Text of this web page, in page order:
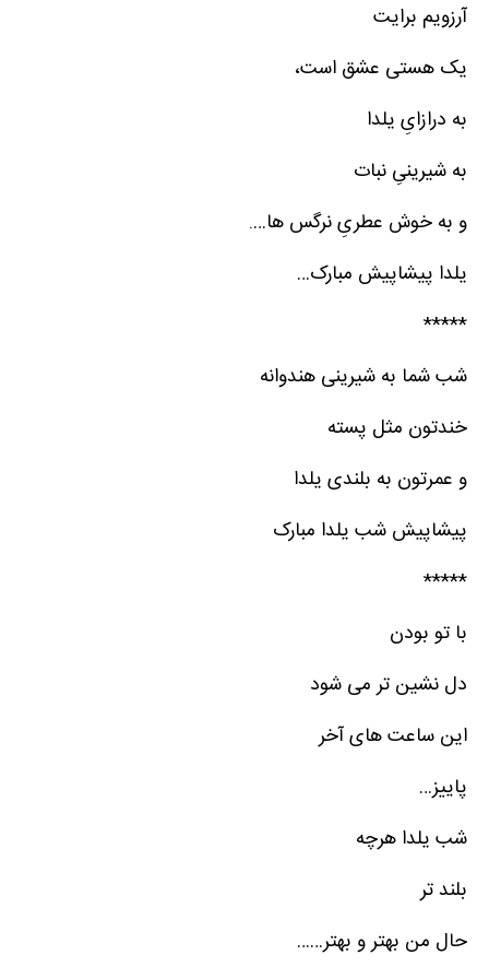
آرزویم برایت
یک هستی عشق است،
به درازایِ یلدا
به شیرینیِ نبات
و به خوش عطریِ نرگس ها….
یلدا پیشاپیش مبارک…
*****
شب شما به شیرینی هندوانه
خندتون مثل پسته
و عمرتون به بلندی یلدا
پیشاپیش شب یلدا مبارک
*****
با تو بودن
دل نشین تر می شود
این ساعت های آخر
پاییز…
شب یلدا هرچه
بلند تر
حال من بهتر و بهتر……